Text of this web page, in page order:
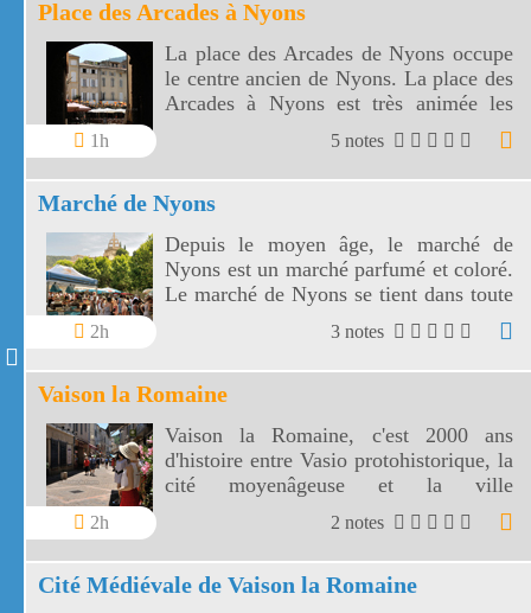
Place des Arcades à Nyons
1h
La place des Arcades de Nyons occupe
le centre ancien de Nyons. La place des
Arcades à Nyons est très animée les
5 notes
Marché de Nyons
2h
Depuis le moyen âge, le marché de
Nyons est un marché parfumé et coloré.
Le marché de Nyons se tient dans toute
la ville le jeudi matin.
3 notes
Vaison la Romaine
2h
Vaison la Romaine, c'est 2000 ans
d'histoire entre Vasio protohistorique, la
cité moyenâgeuse et la ville
d'aujourd'hui. Vaison la Romaine doit sa
notoriété à son riche patrimoine.
2 notes
Cité Médiévale de Vaison la Romaine